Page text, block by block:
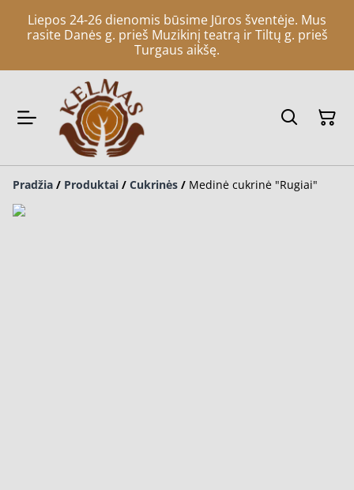
Liepos 24-26 dienomis būsime Jūros šventėje. Mus
rasite Danės g. prieš Muzikinį teatrą ir Tiltų g. prieš
Turgaus aikšę.
Pradžia / Produktai / Cukrinės / Medinė cukrinė "Rugiai"